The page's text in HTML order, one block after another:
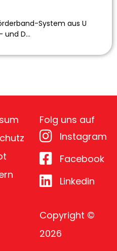
System aus U
und D…
Folg uns auf
Instagram
Facebook
Linkedin
Copyright ©
2026